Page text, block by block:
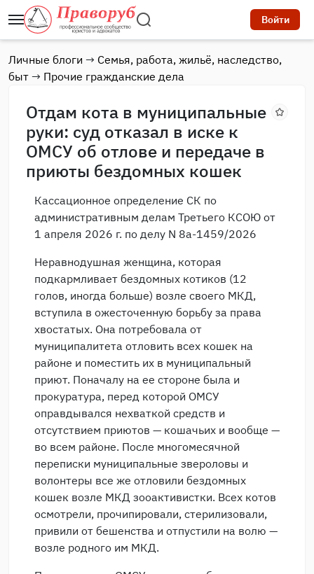
Войти
Личные блоги → Семья, работа, жильё, наследство,
быт → Прочие гражданские дела
Отдам кота в муниципальные
руки: суд отказал в иске к
ОМСУ об отлове и передаче в
приюты бездомных кошек
Кассационное определение СК по
административным делам Третьего КСОЮ от
1 апреля 2026 г. по делу N 8а-1459/2026
Неравнодушная женщина, которая
подкармливает бездомных котиков (12
голов, иногда больше) возле своего МКД,
вступила в ожесточенную борьбу за права
хвостатых. Она потребовала от
муниципалитета отловить всех кошек на
районе и поместить их в муниципальный
приют. Поначалу на ее стороне была и
прокуратура, перед которой ОМСУ
оправдывался нехваткой средств и
отсутствием приютов — кошачьих и вообще —
во всем районе. После многомесячной
переписки муниципальные звероловы и
волонтеры все же отловили бездомных
кошек возле МКД зооактивистки. Всех котов
осмотрели, прочипировали, стерилизовали,
привили от бешенства и отпустили на волю —
возле родного им МКД.